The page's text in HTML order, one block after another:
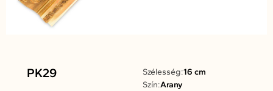
PK29 Szélesség:16 cm
Szín:Arany